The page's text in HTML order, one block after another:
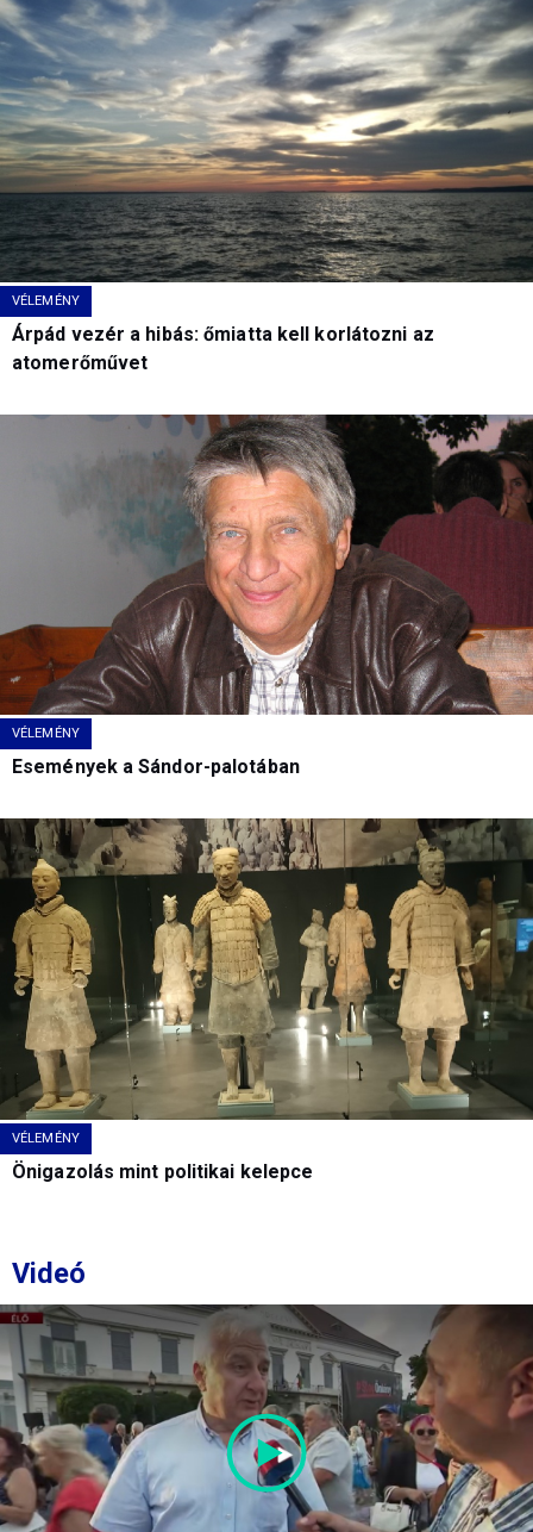
VÉLEMÉNY
Árpád vezér a hibás: őmiatta kell korlátozni az
atomerőművet
VÉLEMÉNY
Események a Sándor-palotában
VÉLEMÉNY
Önigazolás mint politikai kelepce
Videó